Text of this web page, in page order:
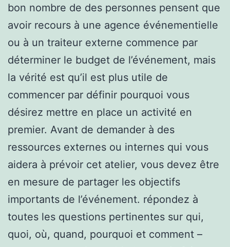
bon nombre de des personnes pensent que
avoir recours à une agence événementielle
ou à un traiteur externe commence par
déterminer le budget de l’événement, mais
la vérité est qu’il est plus utile de
commencer par définir pourquoi vous
désirez mettre en place un activité en
premier. Avant de demander à des
ressources externes ou internes qui vous
aidera à prévoir cet atelier, vous devez être
en mesure de partager les objectifs
importants de l’événement. répondez à
toutes les questions pertinentes sur qui,
quoi, où, quand, pourquoi et comment –